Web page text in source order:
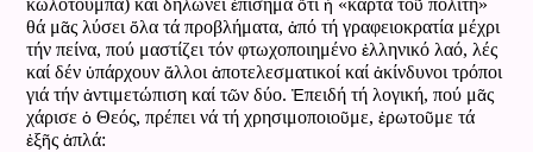
κωλοτούμπα) καί δηλώνει πίσημα τι «κάρτα το
πολίτη»
θά μᾶς λύσειὅλα τά προβλήματα,ἀπό τή γραφειοκρατία μέχρι
τήν πείνα, πού μαστίζει τόν φτωχοποιημένοἑλληνικό λαό, λές
καί δένὑπάρχουνἄλλοιἀποτελεσματικοί καίἀκίνδυνοι τρόποι
γιά τήνἀντιμετώπιση καί τῶν δύο.Ἐπειδή τή λογική, πού μᾶς
χάρισεὁ Θεός, πρέπει νά τή χρησιμοποιοῦμε,ἐρωτοῦμε τά
ἑξῆςἁπλά: